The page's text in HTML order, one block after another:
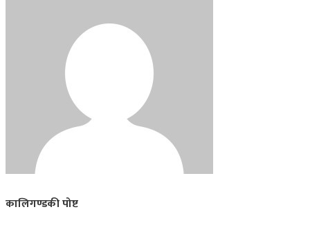
कालिगण्डकी पोष्ट